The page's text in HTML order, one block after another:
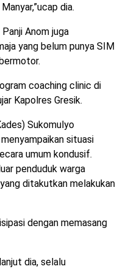
dia.
Anom juga
yang belum punya SIM
coaching clinic di
Kapolres Gresik.
Sukomulyo
situasi
umum kondusif.
penduduk warga
ditakutkan melakukan
dengan memasang
dia, selalu